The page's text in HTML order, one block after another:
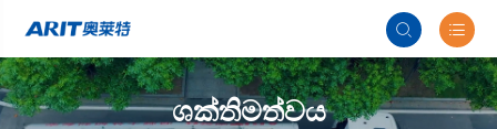
 
ශක්තිමත්වය